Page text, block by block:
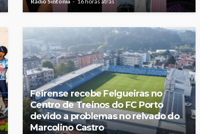
Feirense recebe Felgueiras no
Centro de Treinos do FC Porto
devido a problemas no relvado do
Marcolino Castro